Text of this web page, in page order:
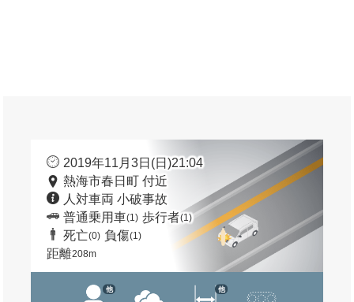
2019年11月3日(日)21:04
熱海市春日町 付近
人対車両 小破事故
普通乗用車(1) 歩行者(1)
死亡(0) 負傷(1)
距離208m
他 他